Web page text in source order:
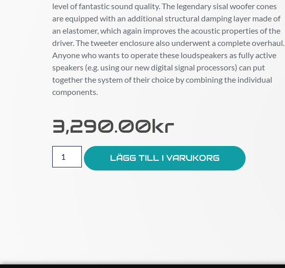
level of fantastic sound quality. The legendary sisal woofer cones
are equipped with an additional structural damping layer made of
an elastomer, which again improves the acoustic properties of the
driver. The tweeter enclosure also underwent a complete overhaul.
Anyone who wants to operate these loudspeakers as fully active
speakers (e.g. using our new digital signal processors) can put
together the system of their choice by combining the individual
components.
3,290.00Kr
LÄGG TILL I VARUKORG